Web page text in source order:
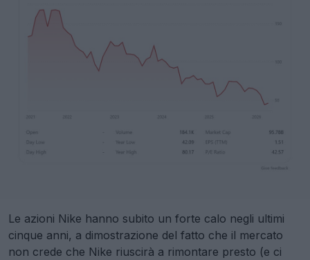
Le azioni Nike hanno subito un forte calo negli ultimi
cinque anni, a dimostrazione del fatto che il mercato
non crede che Nike riuscirà a rimontare presto (e ci